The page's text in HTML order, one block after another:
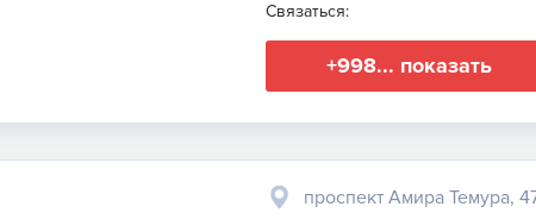
Связаться:
+998... показать
проспект Амира Темура,